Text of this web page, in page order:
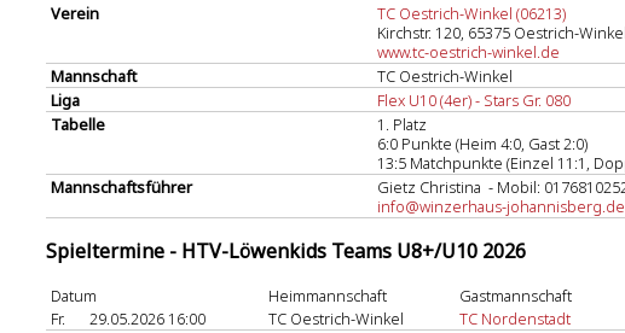
Verein
TC Oestrich-Winkel (06213)
Kirchstr. 120, 65375 Oestrich-Winkel
www.tc-oestrich-winkel.de
Mannschaft
TC Oestrich-Winkel
Liga
Flex U10 (4er) - Stars Gr. 080
Tabelle
1. Platz
6:0 Punkte (Heim 4:0, Gast 2:0)
13:5 Matchpunkte (Einzel 11:1,
Mannschaftsführer
Gietz Christina - Mobil:
info@winzerhaus-johannisberg.de
Spieltermine - HTV-Löwenkids Teams U8+/U10 2026
Datum Heimmannschaft Gastmannschaft
Fr.
29.05.2026 16:00 TC Oestrich-Winkel TC Nordenstadt